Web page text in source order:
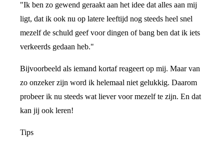
"Ik ben zo gewend geraakt aan het idee dat alles aan mij
ligt, dat ik ook nu op latere leeftijd nog steeds heel snel
mezelf de schuld geef voor dingen of bang ben dat ik iets
verkeerds gedaan heb."
Bijvoorbeeld als iemand kortaf reageert op mij. Maar van
zo onzeker zijn word ik helemaal niet gelukkig. Daarom
probeer ik nu steeds wat liever voor mezelf te zijn. En dat
kan jij ook leren!
Tips